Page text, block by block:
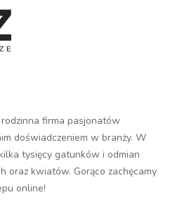
firma pasjonatów
doświadczeniem w branży. W
tysięcy gatunków i odmian
oraz kwiatów. Gorąco zachęcamy
online!